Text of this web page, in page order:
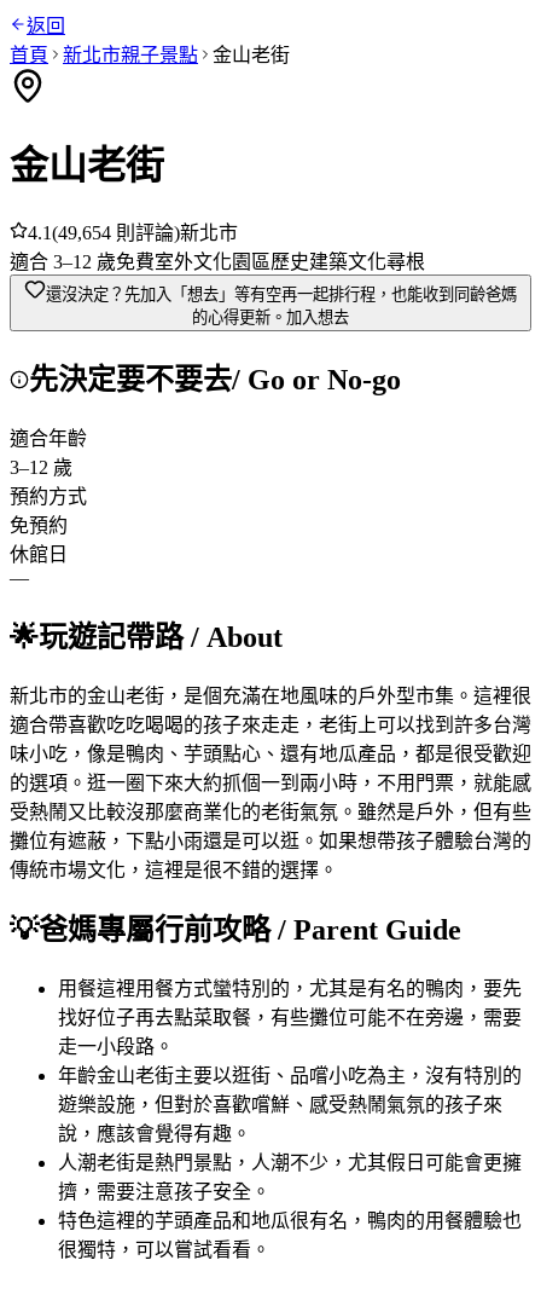
返回
首頁
新北市親子景點 金山老街
金山老街
4.1(49,654 則評論)新北市
適合 3–12 歲免費室外文化園區歷史建築文化尋根
還沒決定？先加入「想去」 等有空再一起排行程，也能收到同齡爸媽
的心得更新。 加入想去
先決定要不要去/ Go or No-go
適合年齡
3–12 歲
預約方式
免預約
休館日
—
🌟玩遊記帶路/ About
新北市的金山老街，是個充滿在地風味的戶外型市集。這裡很
適合帶喜歡吃吃喝喝的孩子來走走，老街上可以找到許多台灣
味小吃，像是鴨肉、芋頭點心、還有地瓜產品，都是很受歡迎
的選項。逛一圈下來大約抓個一到兩小時，不用門票，就能感
受熱鬧又比較沒那麼商業化的老街氣氛。雖然是戶外，但有些
攤位有遮蔽，下點小雨還是可以逛。如果想帶孩子體驗台灣的
傳統市場文化，這裡是很不錯的選擇。
💡爸媽專屬行前攻略 / Parent Guide
用餐這裡用餐方式蠻特別的，尤其是有名的鴨肉，要先
找好位子再去點菜取餐，有些攤位可能不在旁邊，需要
走一小段路。
年齡金山老街主要以逛街、品嚐小吃為主，沒有特別的
遊樂設施，但對於喜歡嚐鮮、感受熱鬧氣氛的孩子來
說，應該會覺得有趣。
人潮老街是熱門景點，人潮不少，尤其假日可能會更擁
擠，需要注意孩子安全。
特色這裡的芋頭產品和地瓜很有名，鴨肉的用餐體驗也
很獨特，可以嘗試看看。